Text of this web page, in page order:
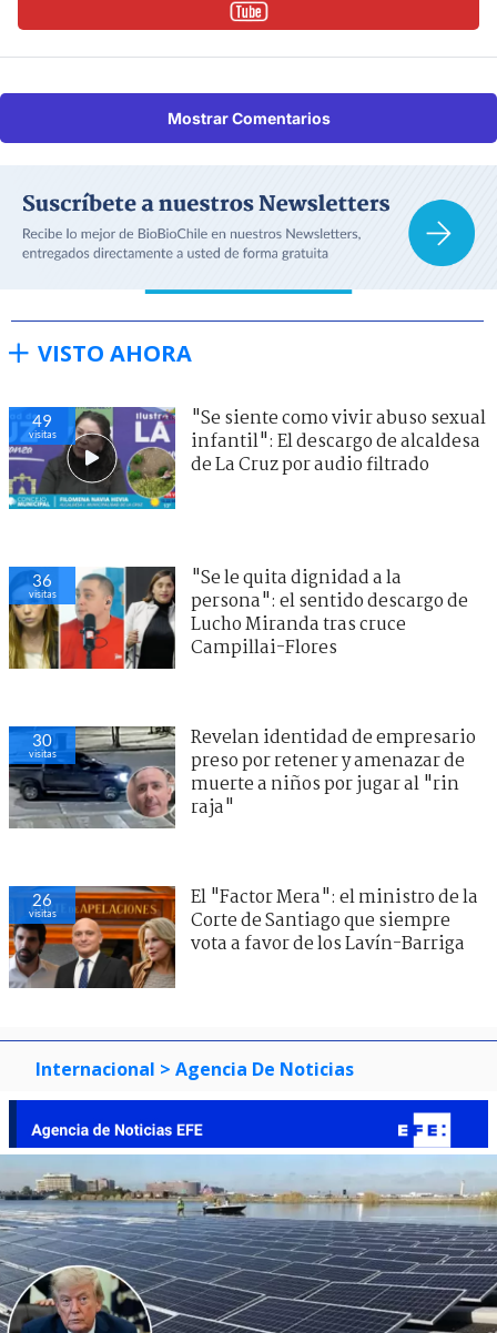
Mostrar Comentarios
VISTO AHORA
49
visitas
"Se siente como vivir abuso sexual
infantil": El descargo de alcaldesa
de La Cruz por audio filtrado
36
visitas
"Se le quita dignidad a la
persona": el sentido descargo de
Lucho Miranda tras cruce
Campillai-Flores
30
visitas
Revelan identidad de empresario
preso por retener y amenazar de
muerte a niños por jugar al "rin
raja"
26
visitas
El "Factor Mera": el ministro de la
Corte de Santiago que siempre
vota a favor de los Lavín-Barriga
Internacional > Agencia De Noticias